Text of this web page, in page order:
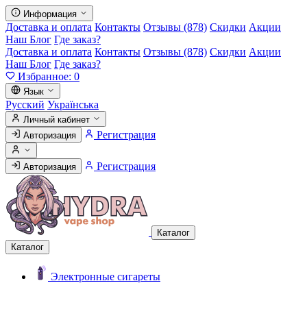
Информация
Доставка и оплата Контакты Отзывы (878) Скидки Акции
Наш Блог Где заказ?
Доставка и оплата Контакты Отзывы (878) Скидки Акции
Наш Блог Где заказ?
Избранное: 0
Язык
Русский Українська
Личный кабинет
Авторизация
Регистрация
Авторизация Регистрация
Каталог
Каталог
Электронные сигареты